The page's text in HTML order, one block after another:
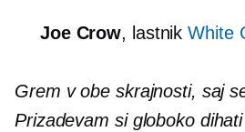
Joe Crow, lastnikWhite
Grem v obe skrajnosti, saj
Prizadevam si globoko